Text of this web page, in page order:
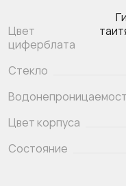
Цвет
циферблата
Стекло
Цвет корпуса
Состояние